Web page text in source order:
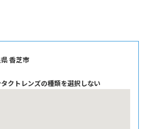
香芝市
クトレンズの種類を選択しない